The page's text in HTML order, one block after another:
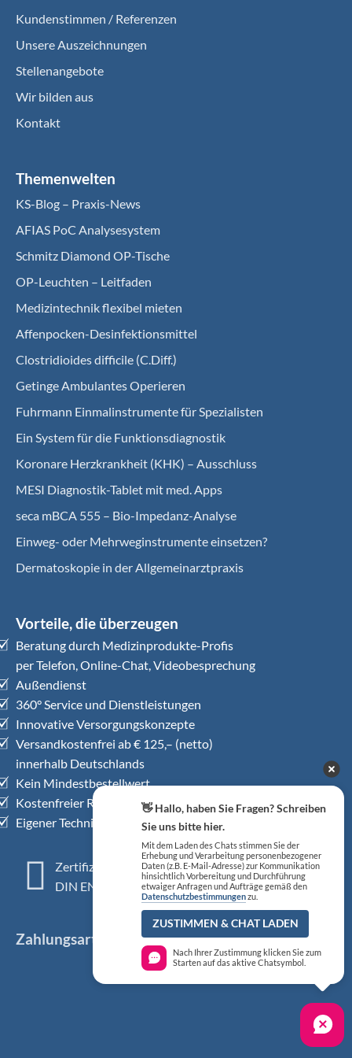
Kundenstimmen / Referenzen
Unsere Auszeichnungen
Stellenangebote
Wir bilden aus
Kontakt
Themenwelten
KS-Blog – Praxis-News
AFIAS PoC Analysesystem
Schmitz Diamond OP-Tische
OP-Leuchten – Leitfaden
Medizintechnik flexibel mieten
Affenpocken-Desinfektionsmittel
Clostridioides difficile (C.Diff.)
Getinge Ambulantes Operieren
Fuhrmann Einmalinstrumente für Spezialisten
Ein System für die Funktionsdiagnostik
Koro­nare Herz­krank­heit (KHK) – Ausschluss
MESI Diagnostik-Tablet mit med. Apps
seca mBCA 555 – Bio-Impedanz-Analyse
Einweg- oder Mehrweginstrumente einsetzen?
Dermatoskopie in der Allgemeinarztpraxis
Vorteile, die überzeugen
Beratung durch Medizinprodukte-Profis
per Telefon, Online-Chat, Videobesprechung
Außendienst
360° Service und Dienstleistungen
Innovative Versorgungskonzepte
Versandkostenfrei ab € 125,– (netto)
innerhalb Deutschlands
Kein Mindestbestellwert
Kostenfreier Rückholservice
Eigener Technischer Kundendienst
Zertifiziertes QM-System
DIN EN ISO 13485
Zahlungsarten
👋 Hallo, haben Sie Fragen? Schreiben
Sie uns bitte hier.
Mit dem Laden des Chats stimmen Sie der
Erhebung und Verarbeitung personenbezogener
Daten (z.B. E-Mail-Adresse) zur Kommunikation
hinsichtlich Vorbereitung und Durchführung
etwaiger Anfragen und Aufträge gemäß den
Datenschutzbestimmungenzu.
ZUSTIMMEN & CHAT LADEN
Nach Ihrer Zustimmung klicken Sie zum
Starten auf das aktive Chatsymbol.